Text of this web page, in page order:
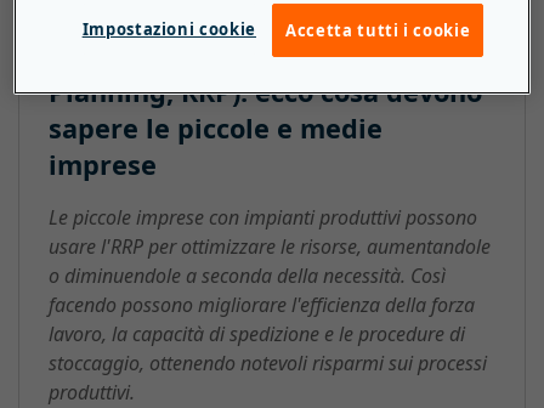
Pianificazione del fabbisogno di
risorse (Resource Requirements
Planning, RRP): ecco cosa devono
sapere le piccole e medie
imprese
Le piccole imprese con impianti produttivi possono
usare l'RRP per ottimizzare le risorse, aumentandole
o diminuendole a seconda della necessità. Così
facendo possono migliorare l'efficienza della forza
lavoro, la capacità di spedizione e le procedure di
stoccaggio, ottenendo notevoli risparmi sui processi
produttivi.
Impostazioni cookie Accetta tutti i cookie